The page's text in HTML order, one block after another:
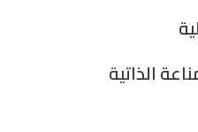
الذاتية